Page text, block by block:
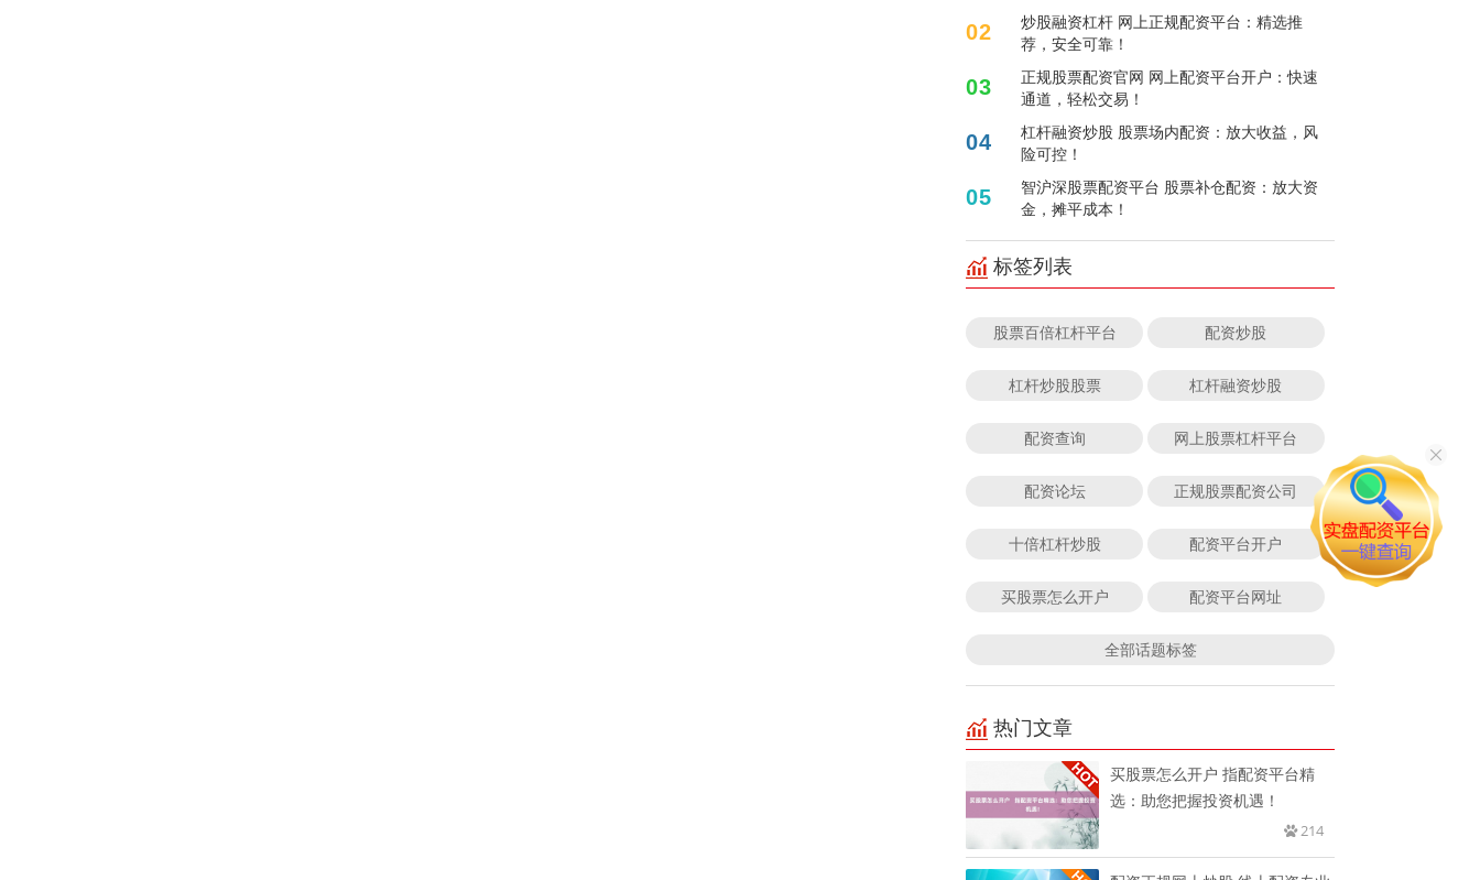
02
炒股融资杠杆 网上正规配资平台：精选推
荐，安全可靠！
03
正规股票配资官网 网上配资平台开户：快速
通道，轻松交易！
04
杠杆融资炒股 股票场内配资：放大收益，风
险可控！
05
智沪深股票配资平台 股票补仓配资：放大资
金，摊平成本！
标签列表
股票百倍杠杆平台 配资炒股
杠杆炒股股票 杠杆融资炒股
配资查询 网上股票杠杆平台
配资论坛 正规股票配资公司
十倍杠杆炒股 配资平台开户
买股票怎么开户 配资平台网址
全部话题标签
热门文章
买股票怎么开户 指配资平台精
选：助您把握投资机遇！
214